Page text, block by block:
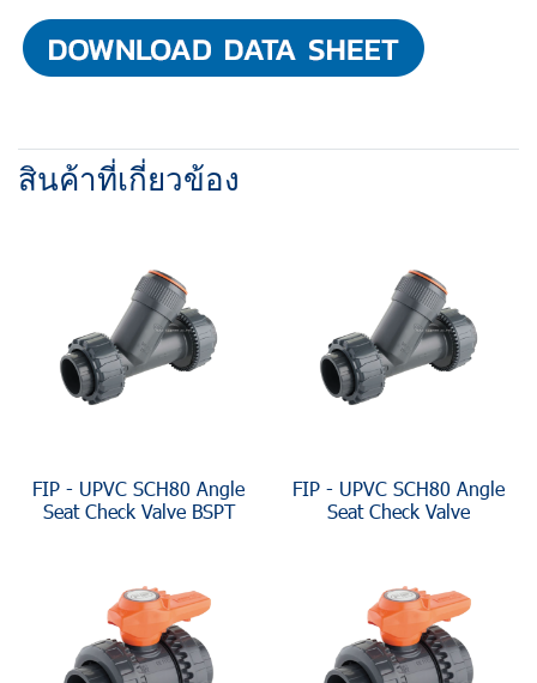
สินค้าที่เกี่ยวข้อง
FIP - UPVC SCH80 Angle
Seat Check Valve BSPT
FIP - UPVC SCH80 Angle
Seat Check Valve